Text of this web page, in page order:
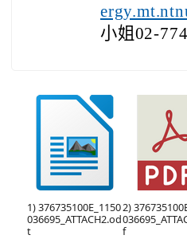
小姐02-
1) 376735100E_1150
036695_ATTACH2.od
t
2)
f